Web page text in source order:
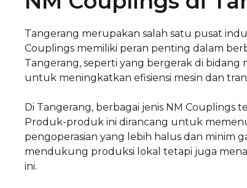
Tangerang merupakan salah satu pusat
Couplings memiliki peran penting dalam
Tangerang, seperti yang bergerak di
untuk meningkatkan efisiensi mesin dan
Di Tangerang, berbagai jenis NM Couplings
Produk-produk ini dirancang untuk
pengoperasian yang lebih halus dan minim
mendukung produksi lokal tetapi juga
ini.